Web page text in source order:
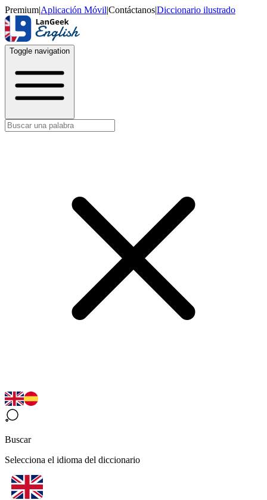
Premium|Aplicación Móvil|Contáctanos|Diccionario ilustrado
Toggle navigation
Buscar
Selecciona el idioma del diccionario